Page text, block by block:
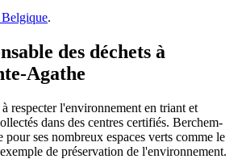
.
des déchets à
Agathe
respecter l'environnement en triant et
dans des centres certifiés. Berchem-
pour ses nombreux espaces verts comme le
de préservation de l'environnement.